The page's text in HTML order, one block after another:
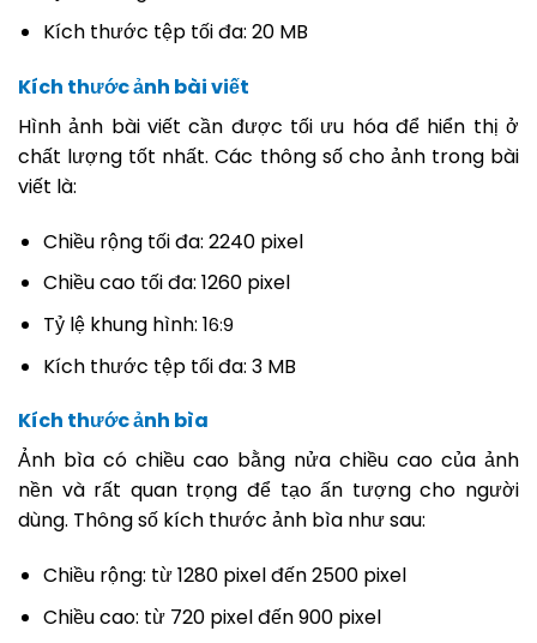
Kích thước tệp tối đa: 20 MB
Kích thước ảnh bài viết
Hình ảnh bài viết cần được tối ưu hóa để hiển thị ở
chất lượng tốt nhất. Các thông số cho ảnh trong bài
viết là:
Chiều rộng tối đa: 2240 pixel
Chiều cao tối đa: 1260 pixel
Tỷ lệ khung hình: 16:9
Kích thước tệp tối đa: 3 MB
Kích thước ảnh bìa
Ảnh bìa có chiều cao bằng nửa chiều cao của ảnh
nền và rất quan trọng để tạo ấn tượng cho người
dùng. Thông số kích thước ảnh bìa như sau:
Chiều rộng: từ 1280 pixel đến 2500 pixel
Chiều cao: từ 720 pixel đến 900 pixel